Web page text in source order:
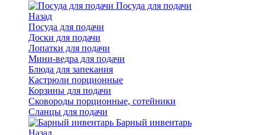
Посуда для подачи
Назад
Посуда для подачи
Доски для подачи
Лопатки для подачи
Мини-ведра для подачи
Блюда для запекания
Кастрюли порционные
Корзины для подачи
Сковороды порционные, сотейники
Сланцы для подачи
Барный инвентарь
Назад